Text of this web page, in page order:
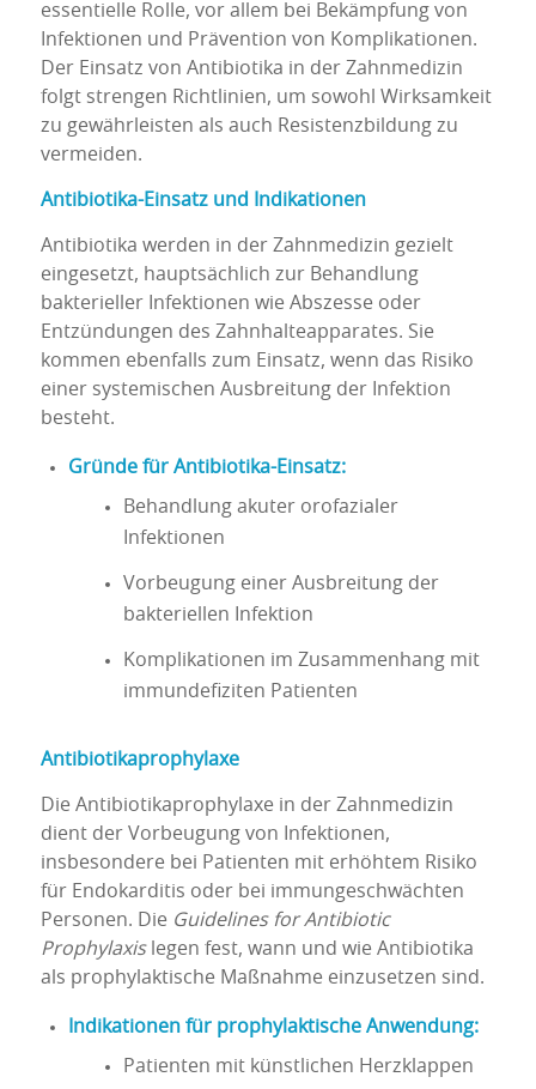
essentielle Rolle, vor allem bei Bekämpfung von
Infektionen und Prävention von Komplikationen.
Der Einsatz von Antibiotika in der Zahnmedizin
folgt strengen Richtlinien, um sowohl Wirksamkeit
zu gewährleisten als auch Resistenzbildung zu
vermeiden.
Antibiotika-Einsatz und Indikationen
Antibiotika werden in der Zahnmedizin gezielt
eingesetzt, hauptsächlich zur Behandlung
bakterieller Infektionen wie Abszesse oder
Entzündungen des Zahnhalteapparates. Sie
kommen ebenfalls zum Einsatz, wenn das Risiko
einer systemischen Ausbreitung der Infektion
besteht.
Gründe für Antibiotika-Einsatz:
Behandlung akuter orofazialer
Infektionen
Vorbeugung einer Ausbreitung der
bakteriellen Infektion
Komplikationen im Zusammenhang mit
immundefiziten Patienten
Antibiotikaprophylaxe
Die Antibiotikaprophylaxe in der Zahnmedizin
dient der Vorbeugung von Infektionen,
insbesondere bei Patienten mit erhöhtem Risiko
für Endokarditis oder bei immungeschwächten
Personen. Die Guidelines for Antibiotic
Prophylaxislegen fest, wann und wie Antibiotika
als prophylaktische Maßnahme einzusetzen sind.
Indikationen für prophylaktische Anwendung:
Patienten mit künstlichen Herzklappen